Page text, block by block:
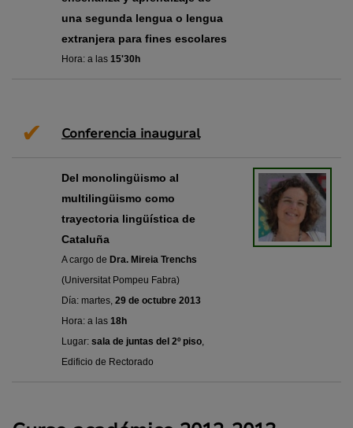
una segunda lengua o lengua
extranjera para fines escolares
Hora: a las 15'30h
✔ Conferencia inaugural
Del monolingüismo al
multilingüismo como
trayectoria lingüística de
Cataluña
A cargo de Dra. Mireia Trenchs
(Universitat Pompeu Fabra)
Día: martes, 29 de octubre 2013
Hora: a las 18h
Lugar: sala de juntas del 2º piso
Edificio de Rectorado